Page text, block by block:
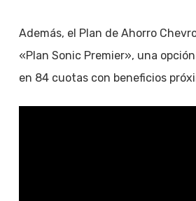
Además, el Plan de Ahorro
«Plan Sonic Premier», una
en 84 cuotas con beneficios